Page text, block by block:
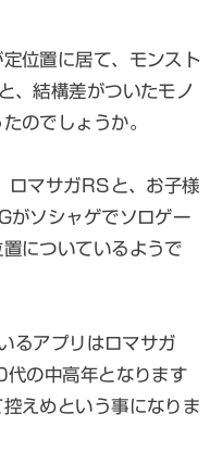
位置に居て、モンスト
、結構差がついたモノ
のでしょうか。
ロマサガRSと、お子様
がソシャゲでソロゲー
についているようで
るアプリはロマサガ
の中高年となります
えめという事になりま